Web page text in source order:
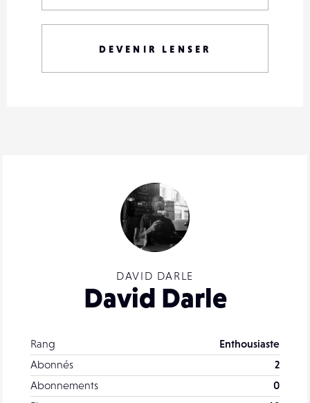
DAVID DARLE
David Darle
Rang
Enthousiaste
Abonnés
2
Abonnements
0
DEVENIR LENSER